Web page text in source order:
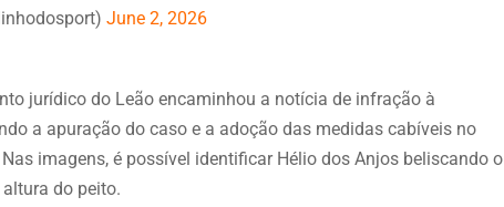
June 2, 2026
jurídico do Leão encaminhou a notícia de infração à
a apuração do caso e a adoção das medidas cabíveis no
imagens, é possível identificar Hélio dos Anjos beliscando o
do peito.